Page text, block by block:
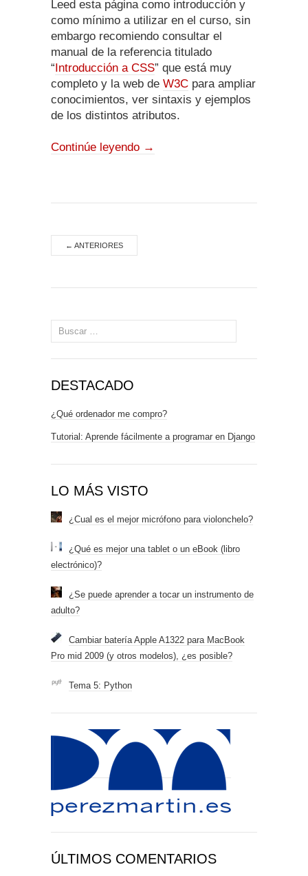
Leed esta página como introducción y
como mínimo a utilizar en el curso, sin
embargo recomiendo consultar el
manual de la referencia titulado
“ Introducción a CSS” que está muy
completo y la web de W3C para ampliar
conocimientos, ver sintaxis y ejemplos
de los distintos atributos.
Continúe leyendo →
← ANTERIORES
Buscar:
DESTACADO
¿Qué ordenador me compro?
Tutorial: Aprende fácilmente a programar en Django
LO MÁS VISTO
¿Cual es el mejor micrófono para violonchelo?
¿Qué es mejor una tablet o un eBook (libro
electrónico)?
¿Se puede aprender a tocar un instrumento de
adulto?
Cambiar batería Apple A1322 para MacBook
Pro mid 2009 (y otros modelos), ¿es posible?
Tema 5: Python
ÚLTIMOS COMENTARIOS